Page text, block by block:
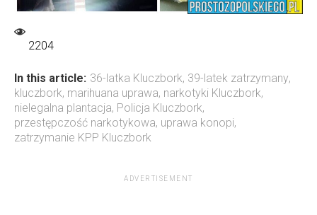
2204
In this article: 36-latka Kluczbork, 39-latek zatrzymany,
kluczbork, marihuana uprawa, narkotyki Kluczbork,
nielegalna plantacja, Policja Kluczbork,
przestępczość narkotykowa, uprawa konopi,
zatrzymanie KPP Kluczbork
ADVERTISEMENT